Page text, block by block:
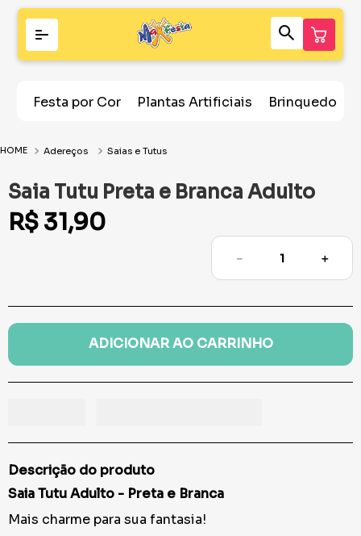
Festa por Cor Plantas Artificiais Brinquedos
Adereços Saias e Tutus
Saia Tutu Preta e Branca Adulto
R$ 31,90
＋
－
ADICIONAR AO CARRINHO
Descrição do produto
Saia Tutu Adulto - Preta e Branca
Mais charme para sua fantasia!